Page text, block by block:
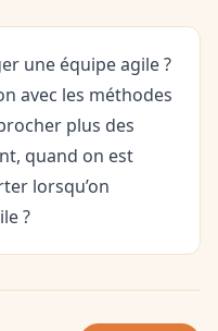
une équipe agile ?
avec les méthodes
plus des
quand on est
lorsqu’on
?